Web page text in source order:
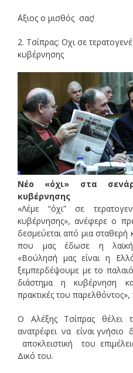
΄Αξιος ο μισθός σας!
2. Τσίπρας: Οχι σε
κυβέρνησης
Νέο «όχι» στα
κυβέρνησης
«Λέμε “όχι” σε
κυβέρνησης», ανέφερε ο
δεσμεύεται από μια σταθερή
που μας έδωσε η λαϊκή
«Βούλησή μας είναι η
ξεμπερδέψουμε με το
διάστημα η κυβέρνηση
πρακτικές του
Ο Αλέξης Τσίπρας θέλει
ανατρέφει να είναι γνήσιο
αποκλειστική του
Δικό του.